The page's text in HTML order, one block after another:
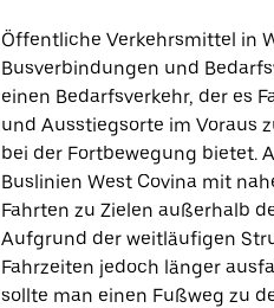
Öffentliche Verkehrsmittel in
Busverbindungen und
einen Bedarfsverkehr, der es
und Ausstiegsorte im Voraus
bei der Fortbewegung bietet.
Buslinien West Covina mit
Fahrten zu Zielen außerhalb
Aufgrund der weitläufigen
Fahrzeiten jedoch länger
sollte man einen Fußweg zu